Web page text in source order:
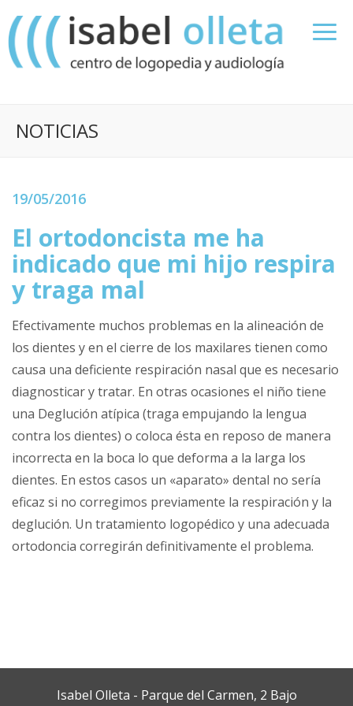
NOTICIAS
19/05/2016
El ortodoncista me ha
indicado que mi hijo respira
y traga mal
Efectivamente muchos problemas en la alineación de
los dientes y en el cierre de los maxilares tienen como
causa una deficiente respiración nasal que es necesario
diagnosticar y tratar. En otras ocasiones el niño tiene
una Deglución atípica (traga empujando la lengua
contra los dientes) o coloca ésta en reposo de manera
incorrecta en la boca lo que deforma a la larga los
dientes. En estos casos un «aparato» dental no sería
eficaz si no corregimos previamente la respiración y la
deglución. Un tratamiento logopédico y una adecuada
ortodoncia corregirán definitivamente el problema.
Isabel Olleta - Parque del Carmen, 2 Bajo